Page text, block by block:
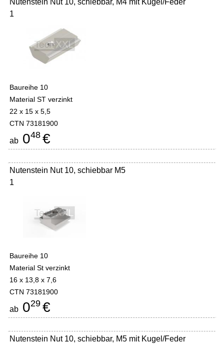
Nutenstein Nut 10, schiebbar, M4 mit Kugel/Feder
1
Baureihe 10
Material ST verzinkt
22 x 15 x 5,5
CTN 73181900
ab 048 €
Nutenstein Nut 10, schiebbar M5
1
Baureihe 10
Material St verzinkt
16 x 13,8 x 7,6
CTN 73181900
ab 029 €
Nutenstein Nut 10, schiebbar, M5 mit Kugel/Feder